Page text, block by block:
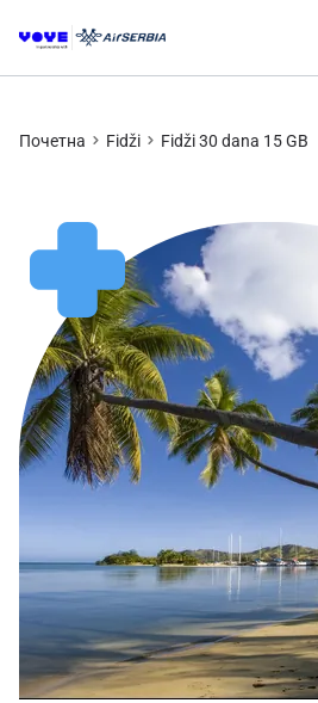
Почетна Fidži Fidži 30 dana 15 GB